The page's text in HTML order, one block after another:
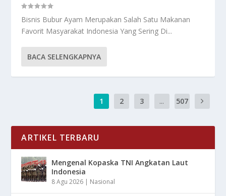
Bisnis Bubur Ayam Merupakan Salah Satu Makanan
Favorit Masyarakat Indonesia Yang Sering Di...
BACA SELENGKAPNYA
1 2 3 ... 507
ARTIKEL TERBARU
Mengenal Kopaska TNI Angkatan Laut
Indonesia
8 Agu 2026 | Nasional